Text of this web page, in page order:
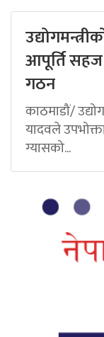
आपूर्ति सहज
गठन
काठमाडौं/
यादवले
ग्यासको...